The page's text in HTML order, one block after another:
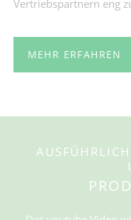
Vertriebspartnern eng
MEHR ERFAHREN